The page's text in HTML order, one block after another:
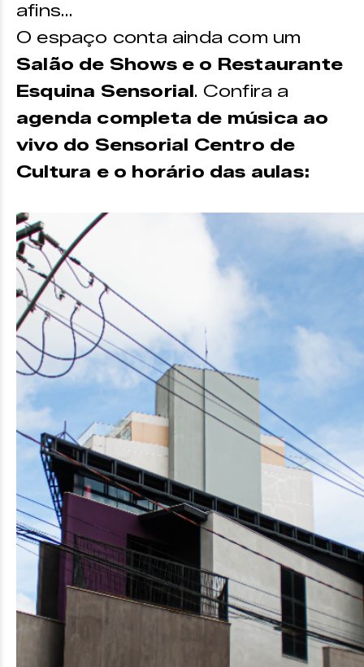
afins…
O espaço conta ainda com um
Salão de Shows e o Restaurante
Esquina Sensorial. Confira a
agenda completa de música ao
vivo do Sensorial Centro de
Cultura e o horário das aulas: